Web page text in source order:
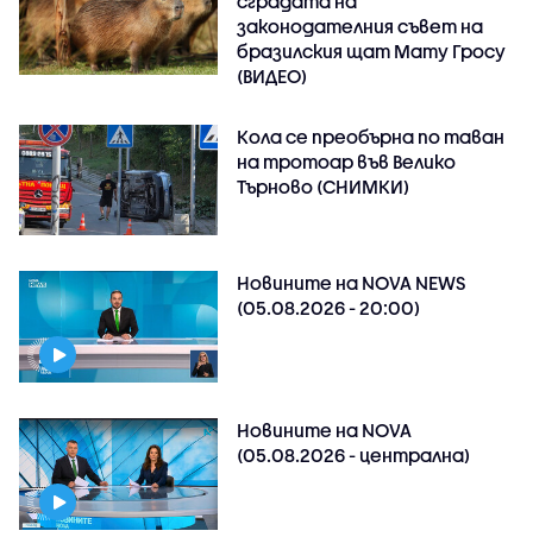
законодателния съвет на
бразилския щат Мату Гросу
(ВИДЕО)
Кола се преобърна по таван
на тротоар във Велико
Търново (СНИМКИ)
Новините на NOVA NEWS
(05.08.2026 - 20:00)
Новините на NOVA
(05.08.2026 - централна)